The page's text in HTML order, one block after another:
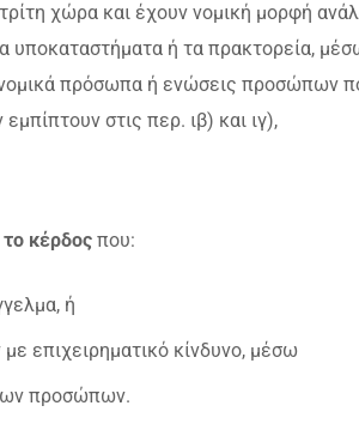
χώρα και έχουν νομική μορφή
υποκαταστήματα ή τα πρακτορεία,
πρόσωπα ή ενώσεις προσώπων
στις περ. ιβ) και ιγ),
κέρδος που:
ή
επιχειρηματικό κίνδυνο, μέσω
προσώπων.